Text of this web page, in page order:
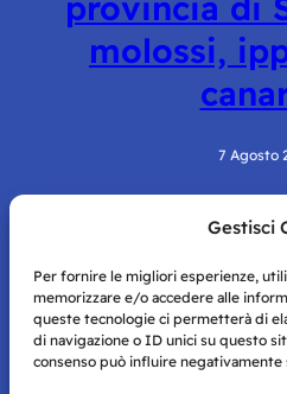
Gestisci
Per fornire le migliori esperienze,
memorizzare e/o accedere alle
queste tecnologie ci permetterà di
di navigazione o ID unici su questo
consenso può influire
molossi,
7 Agosto